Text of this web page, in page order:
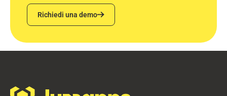
Richiedi una demo
Richiedi una demo